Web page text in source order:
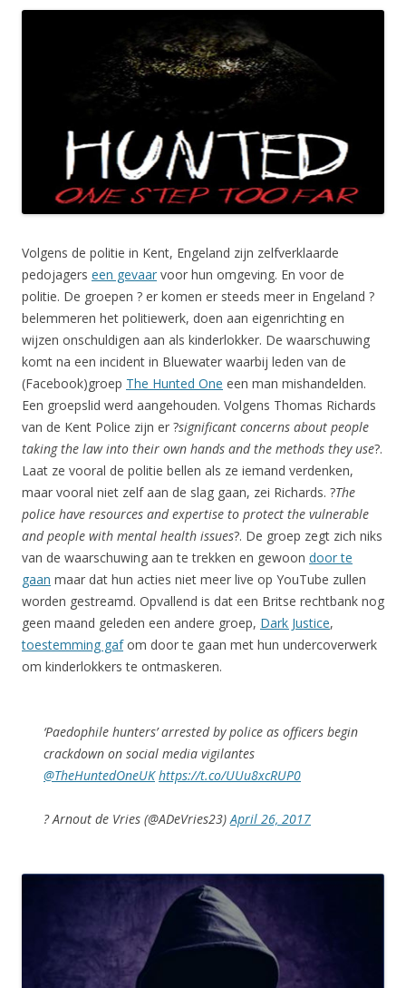
Volgens de politie in Kent, Engeland zijn zelfverklaarde
pedojagers een gevaar voor hun omgeving. En voor de
politie. De groepen ? er komen er steeds meer in Engeland ?
belemmeren het politiewerk, doen aan eigenrichting en
wijzen onschuldigen aan als kinderlokker. De waarschuwing
komt na een incident in Bluewater waarbij leden van de
(Facebook)groep The Hunted One een man mishandelden.
Een groepslid werd aangehouden. Volgens Thomas Richards
van de Kent Police zijn er ?significant concerns about people
taking the law into their own hands and the methods they use?.
Laat ze vooral de politie bellen als ze iemand verdenken,
maar vooral niet zelf aan de slag gaan, zei Richards. ?The
police have resources and expertise to protect the vulnerable
and people with mental health issues?. De groep zegt zich niks
van de waarschuwing aan te trekken en gewoon door te
gaan maar dat hun acties niet meer live op YouTube zullen
worden gestreamd. Opvallend is dat een Britse rechtbank nog
geen maand geleden een andere groep, Dark Justice,
toestemming gafom door te gaan met hun undercoverwerk
om kinderlokkers te ontmaskeren.
‘Paedophile hunters’ arrested by police as officers begin
crackdown on social media vigilantes
@TheHuntedOneUK https://t.co/UUu8xcRUP0
? Arnout de Vries (@ADeVries23)April 26, 2017